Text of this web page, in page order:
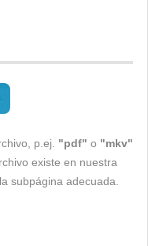
p.ej. "pdf" o "mkv"
existe en nuestra
subpágina adecuada.